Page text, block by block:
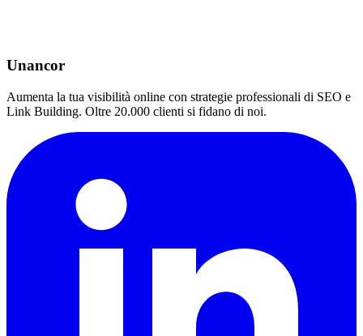
Unancor
Aumenta la tua visibilità online con strategie professionali di SEO e
Link Building. Oltre 20.000 clienti si fidano di noi.